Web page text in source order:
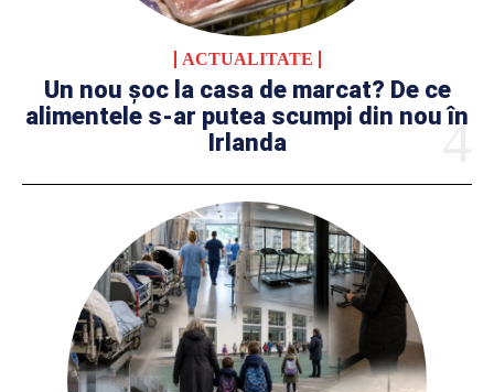
ACTUALITATE
Un nou șoc la casa de marcat? De ce
alimentele s-ar putea scumpi din nou în
Irlanda